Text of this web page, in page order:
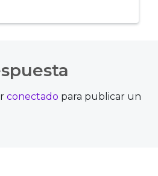
conectado para publicar un